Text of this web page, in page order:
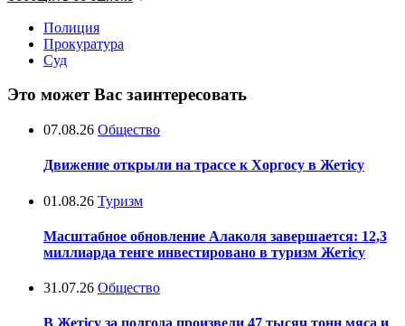
Полиция
Прокуратура
Суд
Это может Вас заинтересовать
07.08.26 Общество
Движение открыли на трассе к Хоргосу в Жетісу
01.08.26 Туризм
Масштабное обновление Алаколя завершается: 12,3
миллиарда тенге инвестировано в туризм Жетісу
31.07.26 Общество